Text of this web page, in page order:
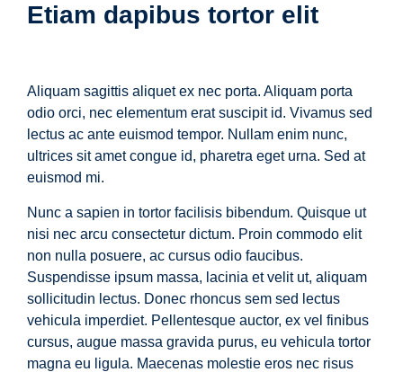
Etiam dapibus tortor elit
Aliquam sagittis aliquet ex nec porta. Aliquam porta
odio orci, nec elementum erat suscipit id. Vivamus sed
lectus ac ante euismod tempor. Nullam enim nunc,
ultrices sit amet congue id, pharetra eget urna. Sed at
euismod mi.
Nunc a sapien in tortor facilisis bibendum. Quisque ut
nisi nec arcu consectetur dictum. Proin commodo elit
non nulla posuere, ac cursus odio faucibus.
Suspendisse ipsum massa, lacinia et velit ut, aliquam
sollicitudin lectus. Donec rhoncus sem sed lectus
vehicula imperdiet. Pellentesque auctor, ex vel finibus
cursus, augue massa gravida purus, eu vehicula tortor
magna eu ligula. Maecenas molestie eros nec risus